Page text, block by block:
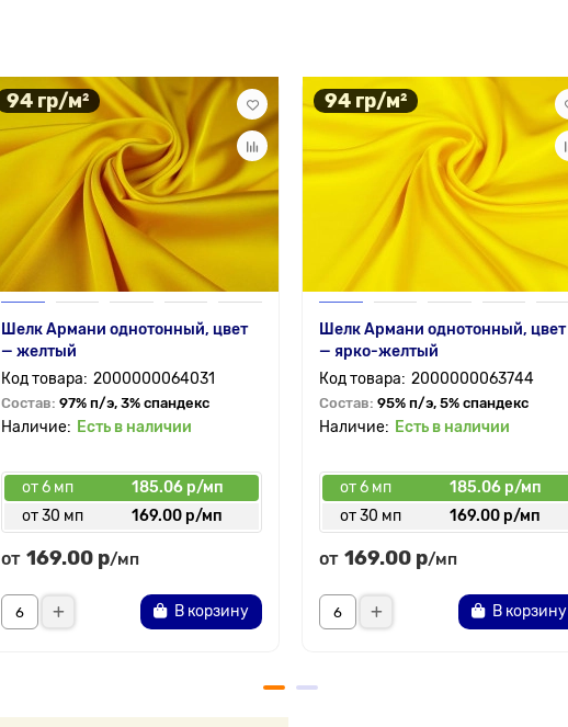
94 гр/м²
Шелк Армани однотонный, цвет
— желтый
2000000064031
Состав: 97% п/э, 3% спандекс
Есть в наличии
от 6 мп
185.06 р/мп
от 30 мп
169.00 р/мп
от 169.00 р/мп
В корзину
94 гр/м²
Шелк Армани однотонный, цвет
— ярко-желтый
2000000063744
Состав: 95% п/э, 5% спандекс
Есть в наличии
от 6 мп
185.06 р/мп
от 30 мп
169.00 р/мп
от 169.00 р/мп
В корзину